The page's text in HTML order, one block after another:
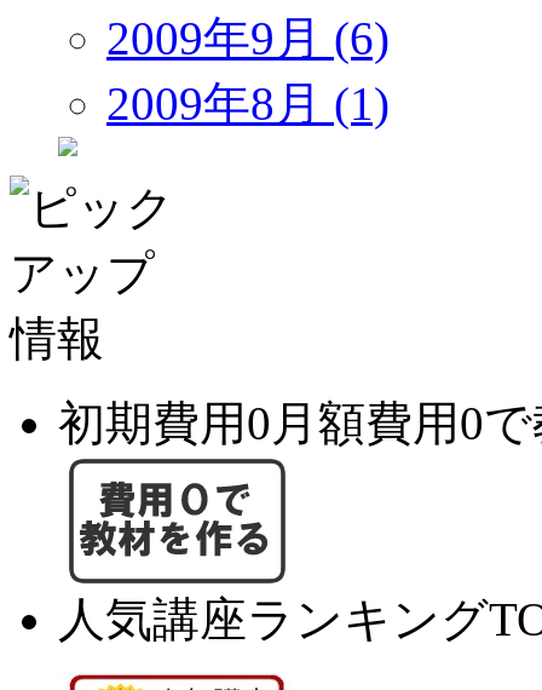
2009年9月 (6)
2009年8月 (1)
初期費用0月額費用0
人気講座ランキング